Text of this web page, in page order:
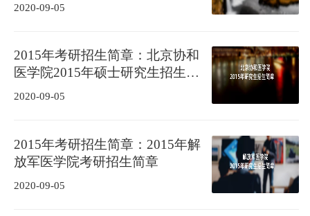
2020-09-05
2015年考研招生简章：北京协和
医学院2015年硕士研究生招生简
章
2020-09-05
2015年考研招生简章：2015年解
放军医学院考研招生简章
2020-09-05